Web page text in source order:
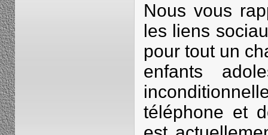
Nous vous
les liens
pour tout un
enfants
téléphone et